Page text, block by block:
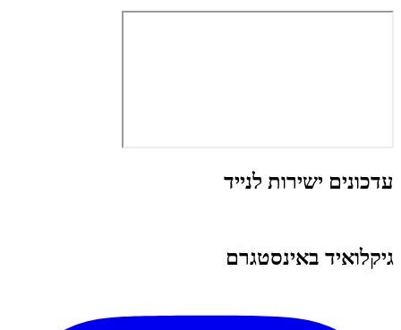
עדכונים ישירות לנייד
גיקלואיד באינסטגרם